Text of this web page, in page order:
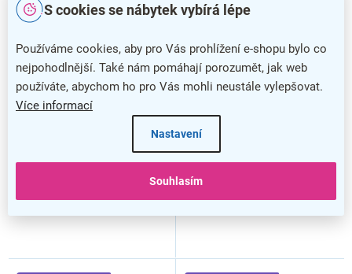
S cookies se nábytek vybírá lépe
Používáme cookies, aby pro Vás prohlížení e-shopu bylo co
nejpohodlnější. Také nám pomáhají porozumět, jak web
používáte, abychom ho pro Vás mohli neustále vylepšovat.
Více informací
Nastavení
Souhlasím
Kovová šatní skříňka - 3
oddíly, 90 x 50 x 160 cm,
pevné nohy, cylindrický
zámek, antracitová - ral
Kovová šatní skříňka - 3
oddíly, 90 x 50 x 160 cm,
pevné nohy, cylindrický